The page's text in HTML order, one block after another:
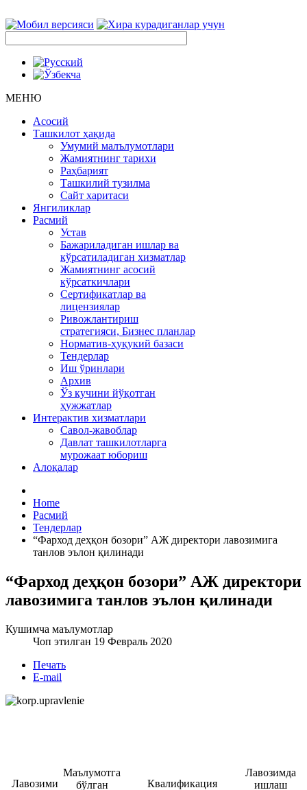
МЕНЮ
Асосий
Ташкилот ҳақида
Умумий малълумотлари
Жамиятнинг тарихи
Раҳбарият
Ташкилий тузилма
Сайт харитаси
Янгиликлар
Расмий
Устав
Бажариладиган ишлар ва
кўрсатиладиган хизматлар
Жамиятнинг асосий
кўрсаткичлари
Сертификатлар ва
лицензиялар
Ривожлантириш
стратегияси, Бизнес планлар
Норматив-ҳуқукий базаси
Тендерлар
Иш ўринлари
Архив
Ўз кучини йўқотган
ҳужжатлар
Интерактив хизматлари
Савол-жавоблар
Давлат ташкилотларга
мурожаат юбориш
Алоқалар
Home
Расмий
Тендерлар
“Фарход деҳқон бозори” АЖ директори лавозимига
танлов эълон қилинади
“Фарход деҳқон бозори” АЖ директори
лавозимига танлов эълон қилинади
Кушимча маълумотлар
Чоп этилган 19 Февраль 2020
Печать
E-mail
Лавозими
Маълумотга
бўлган
Квалификация
Лавозимда
ишлаш